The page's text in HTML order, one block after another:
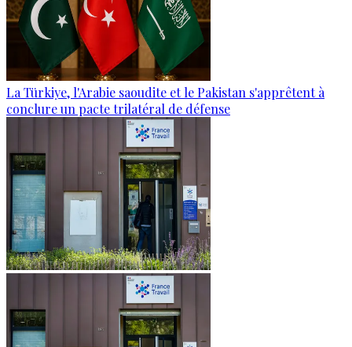
La Türkiye, l'Arabie saoudite et le Pakistan s'apprêtent à
conclure un pacte trilatéral de défense